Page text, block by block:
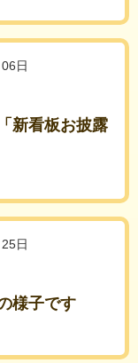
日
新看板お披露
日
様子です